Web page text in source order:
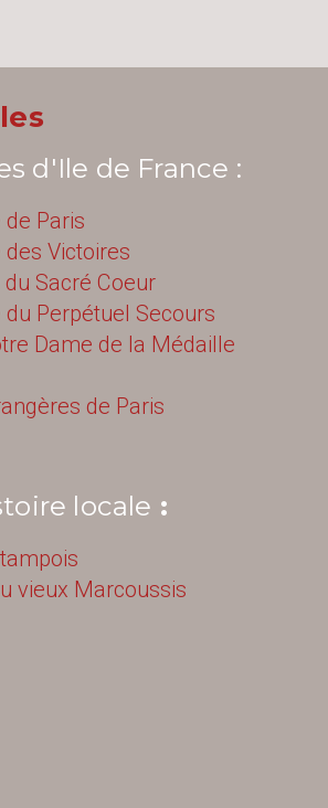
d'Ile de France :
Paris
Victoires
Sacré Coeur
Perpétuel Secours
Dame de la Médaille
de Paris
locale :
vieux Marcoussis